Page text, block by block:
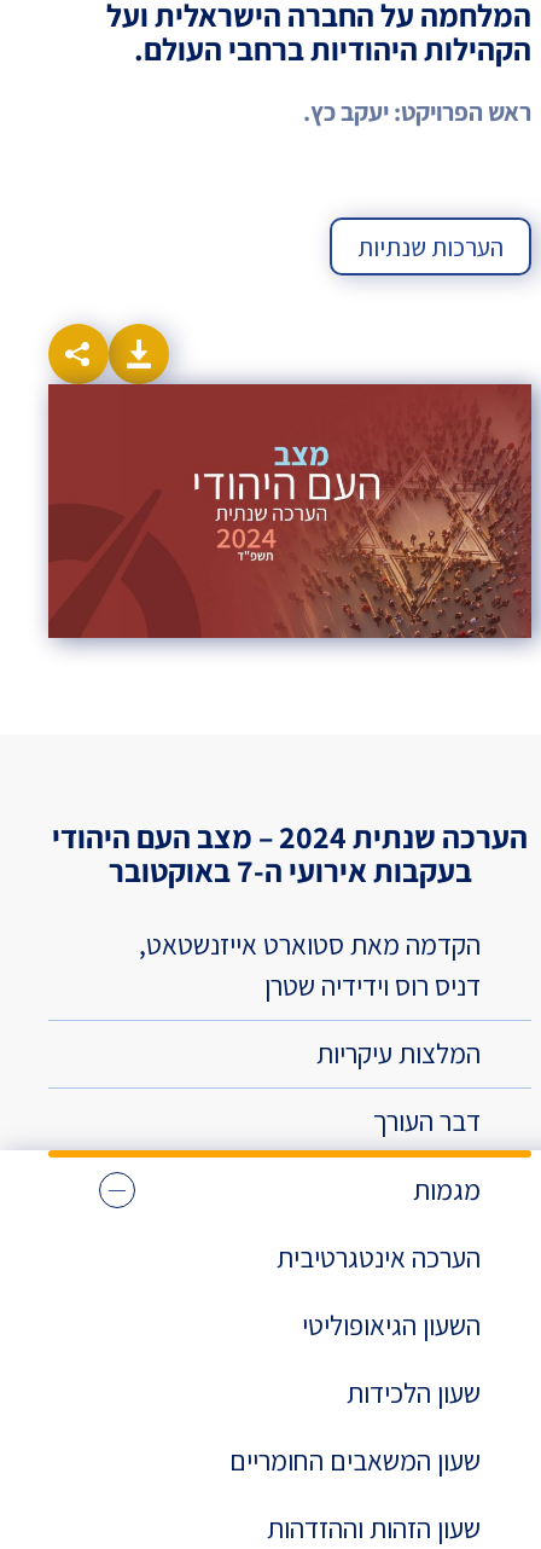
הערכות שנתיות
המלחמה על החברה הישראלית ועל
הקהילות היהודיות ברחבי העולם.
ראש הפרויקט: יעקב כץ.
הערכה שנתית 2024 – מצב העם היהודי
בעקבות אירועי ה-7 באוקטובר
הקדמה מאת סטוארט אייזנשטאט,
דניס רוס וידידיה שטרן
המלצות עיקריות
דבר העורך
מגמות
הערכה אינטגרטיבית
השעון הגיאופוליטי
שעון הלכידות
שעון המשאבים החומריים
שעון הזהות וההזדהות